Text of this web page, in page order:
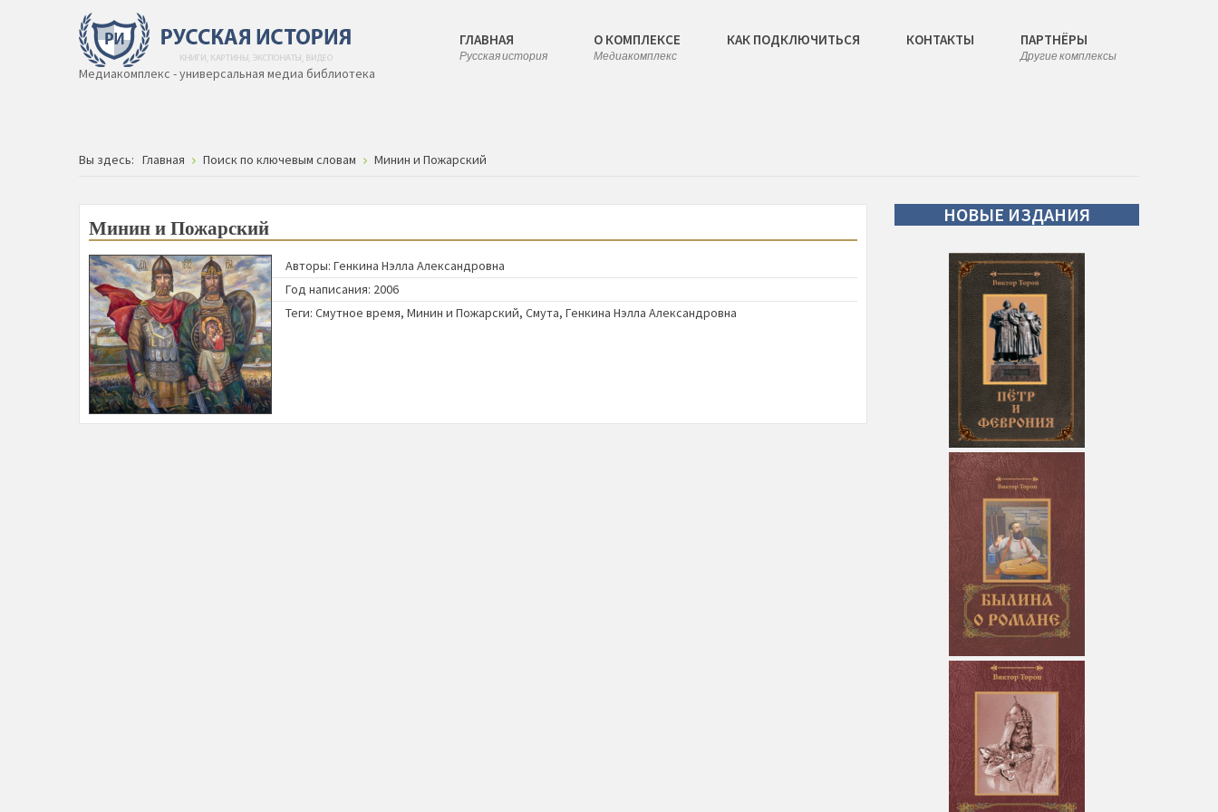
Медиакомплекс - универсальная медиа библиотека
ГЛАВНАЯ
Русская история
О КОМПЛЕКСЕ
Медиакомплекс
КАК ПОДКЛЮЧИТЬСЯ КОНТАКТЫ ПАРТНЁРЫ
Другие комплексы
Вы здесь: Главная Поиск по ключевым словам Минин и Пожарский
Минин и Пожарский
Авторы: Генкина Нэлла Александровна
Год написания: 2006
Теги: Смутное время, Минин и Пожарский, Смута, Генкина Нэлла Александровна
НОВЫЕ ИЗДАНИЯ